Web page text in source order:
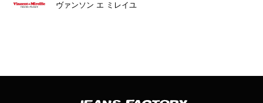
ヴァンソン エ ミレイユ